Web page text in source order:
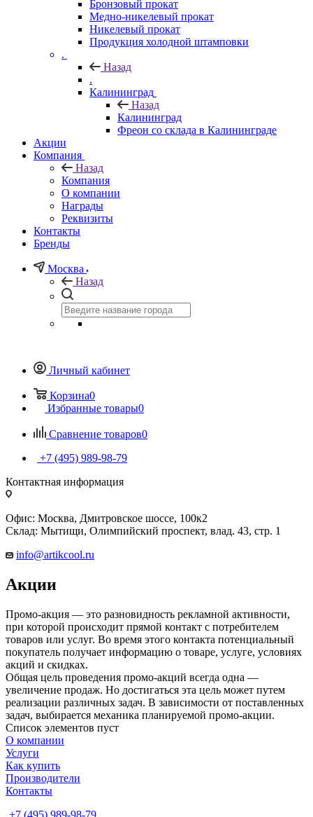
Бронзовый прокат
Медно-никелевый прокат
Никелевый прокат
Продукция холодной штамповки
.
Назад
.
Калининград
Назад
Калининград
Фреон со склада в Калининграде
Акции
Компания
Назад
Компания
О компании
Награды
Реквизиты
Контакты
Бренды
Москва
Назад
Личный кабинет
Корзина0
Избранные товары0
Сравнение товаров0
+7 (495) 989-98-79
Контактная информация
Офис: Москва, Дмитровское шоссе, 100к2
Склад: Мытищи, Олимпийский проспект, влад. 43, стр. 1
info@artikcool.ru
Акции
Промо-акция — это разновидность рекламной активности,
при которой происходит прямой контакт с потребителем
товаров или услуг. Во время этого контакта потенциальный
покупатель получает информацию о товаре, услуге, условиях
акций и скидках.
Общая цель проведения промо-акций всегда одна —
увеличение продаж. Но достигаться эта цель может путем
реализации различных задач. В зависимости от поставленных
задач, выбирается механика планируемой промо-акции.
Список элементов пуст
О компании
Услуги
Как купить
Производители
Контакты
+7 (495) 989-98-79